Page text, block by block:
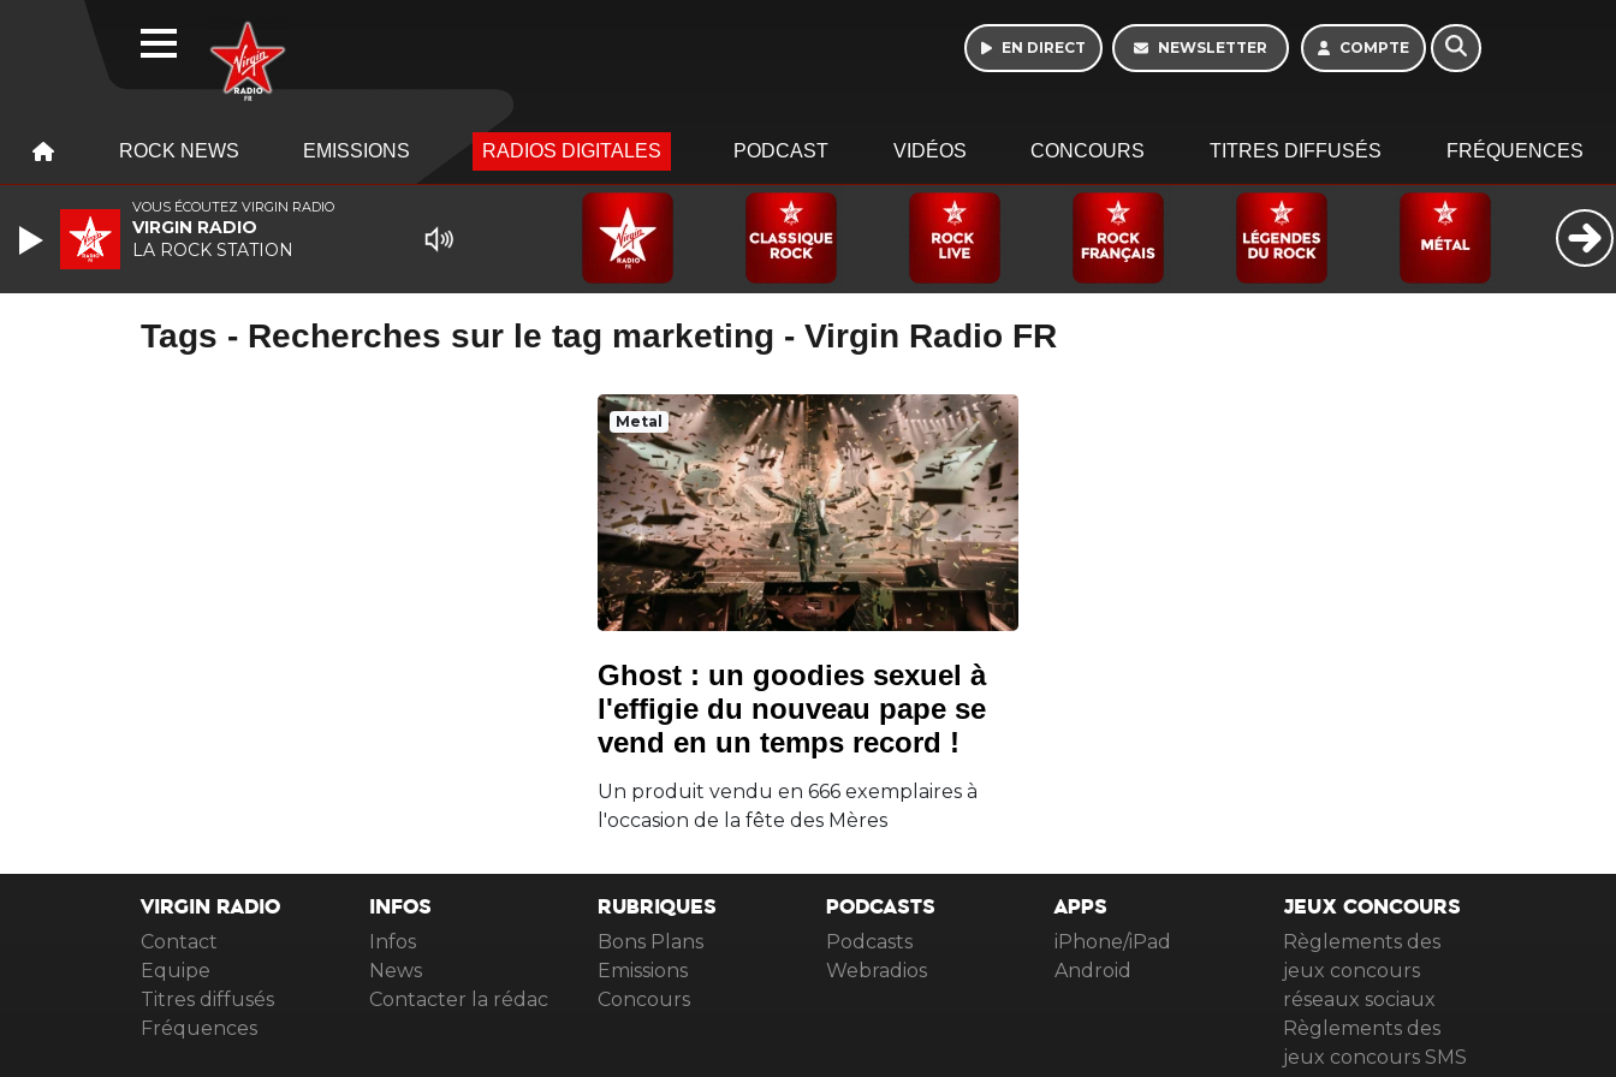
EN DIRECT NEWSLETTER COMPTE
ROCK NEWS EMISSIONS RADIOS DIGITALES PODCAST VIDÉOS CONCOURS TITRES DIFFUSÉS FRÉQUENCES
Tags - Recherches sur le tag marketing - Virgin Radio FR
Metal
Ghost : un goodies sexuel à
l'effigie du nouveau pape se
vend en un temps record !
Un produit vendu en 666 exemplaires à
l'occasion de la fête des Mères
VIRGIN RADIO
Contact
Equipe
Titres diffusés
Fréquences
INFOS
Infos
News
Contacter la rédac
RUBRIQUES
Bons Plans
Emissions
Concours
PODCASTS
Podcasts
Webradios
APPS
iPhone/iPad
Android
JEUX CONCOURS
Règlements des
jeux concours
réseaux sociaux
Règlements des
jeux concours SMS
VOUS ÉCOUTEZ VIRGIN RADIO
VIRGIN RADIO
LA ROCK STATION
WEBRADIO
16h - 20h